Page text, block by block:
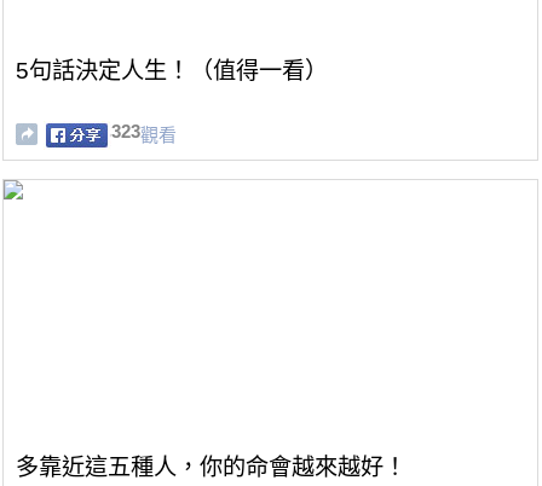
5句話決定人生！（值得一看）
323觀看
多靠近這五種人，你的命會越來越好！